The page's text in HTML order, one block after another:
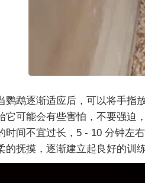
鹦鹉逐渐适应后，可以将手指
它可能会有些害怕，不要强迫
时间不宜过长，5 - 10 分钟左
的抚摸，逐渐建立起良好的训练